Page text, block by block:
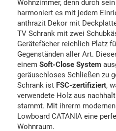
Wohnzimmer, denn durch
harmoniert es mit jedem
anthrazit Dekor mit
TV Schrank mit zwei
Gerätefächer reichlich Platz
Gegenständen aller Art.
einem Soft-Close System
geräuschloses Schließen zu
Schrank ist FSC-zertifiziert,
verwendete Holz aus
stammt. Mit ihrerm modernen
Lowboard CATANIA eine
Wohnraum.